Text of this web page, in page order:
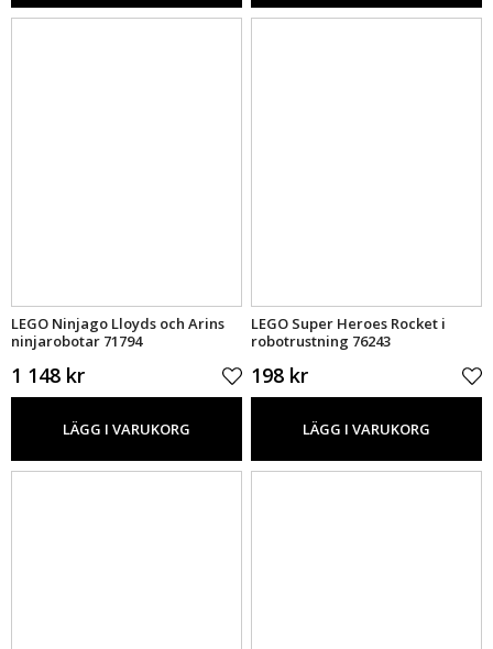
LEGO Ninjago Lloyds och Arins
ninjarobotar 71794
1 148 kr
LÄGG I VARUKORG
LEGO Super Heroes Rocket i
robotrustning 76243
198 kr
LÄGG I VARUKORG